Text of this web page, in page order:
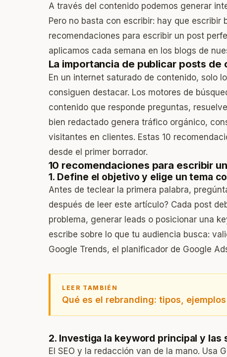
A través del contenido podemos generar
Pero no basta con escribir: hay que escribir
recomendaciones para escribir un post
aplicamos cada semana en los blogs de
La importancia de publicar posts de
En un internet saturado de contenido, solo
consiguen destacar. Los motores de
contenido que responde preguntas,
bien redactado genera tráfico orgánico,
visitantes en clientes. Estas 10
desde el primer borrador.
10 recomendaciones para escribir
1. Define el objetivo y elige un tema
Antes de teclear la primera palabra,
después de leer este artículo? Cada post
problema, generar leads o posicionar una
escribe sobre lo que tu audiencia busca:
Google Trends, el planificador de Google
LEER TAMBIÉN
Qué es el rebranding: tipos,
2. Investiga la keyword principal y las
El SEO y la redacción van de la mano. Usa